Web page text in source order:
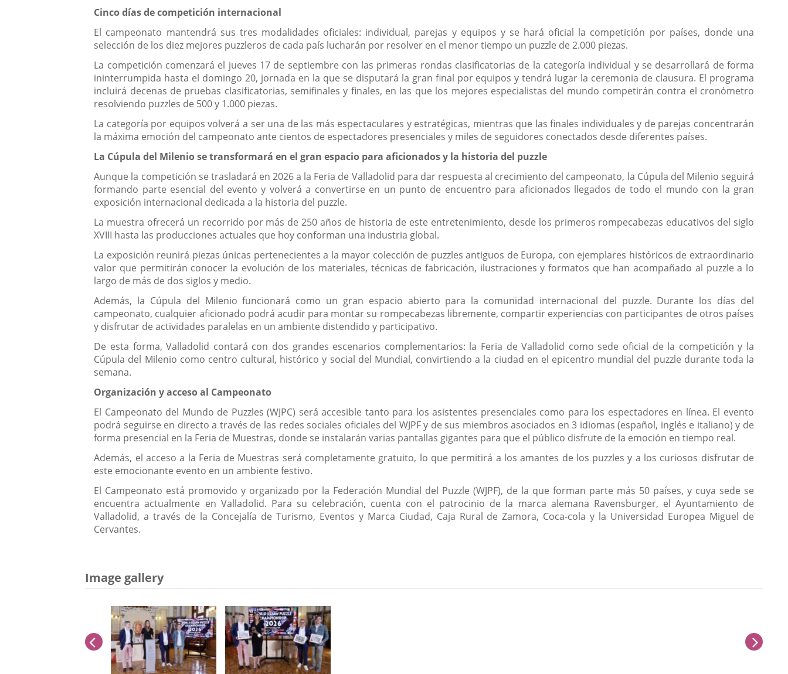
Cinco días de competición internacional
El campeonato mantendrá sus tres modalidades oficiales: individual, parejas y equipos y se hará oficial la competición por países, donde una
selección de los diez mejores puzzleros de cada país lucharán por resolver en el menor tiempo un puzzle de 2.000 piezas.
La competición comenzará el jueves 17 de septiembre con las primeras rondas clasificatorias de la categoría individual y se desarrollará de forma
ininterrumpida hasta el domingo 20, jornada en la que se disputará la gran final por equipos y tendrá lugar la ceremonia de clausura. El programa
incluirá decenas de pruebas clasificatorias, semifinales y finales, en las que los mejores especialistas del mundo competirán contra el cronómetro
resolviendo puzzles de 500 y 1.000 piezas.
La categoría por equipos volverá a ser una de las más espectaculares y estratégicas, mientras que las finales individuales y de parejas concentrarán
la máxima emoción del campeonato ante cientos de espectadores presenciales y miles de seguidores conectados desde diferentes países.
La Cúpula del Milenio se transformará en el gran espacio para aficionados y la historia del puzzle
Aunque la competición se trasladará en 2026 a la Feria de Valladolid para dar respuesta al crecimiento del campeonato, la Cúpula del Milenio seguirá
formando parte esencial del evento y volverá a convertirse en un punto de encuentro para aficionados llegados de todo el mundo con la gran
exposición internacional dedicada a la historia del puzzle.
La muestra ofrecerá un recorrido por más de 250 años de historia de este entretenimiento, desde los primeros rompecabezas educativos del siglo
XVIII hasta las producciones actuales que hoy conforman una industria global.
La exposición reunirá piezas únicas pertenecientes a la mayor colección de puzzles antiguos de Europa, con ejemplares históricos de extraordinario
valor que permitirán conocer la evolución de los materiales, técnicas de fabricación, ilustraciones y formatos que han acompañado al puzzle a lo
largo de más de dos siglos y medio.
Además, la Cúpula del Milenio funcionará como un gran espacio abierto para la comunidad internacional del puzzle. Durante los días del
campeonato, cualquier aficionado podrá acudir para montar su rompecabezas libremente, compartir experiencias con participantes de otros países
y disfrutar de actividades paralelas en un ambiente distendido y participativo.
De esta forma, Valladolid contará con dos grandes escenarios complementarios: la Feria de Valladolid como sede oficial de la competición y la
Cúpula del Milenio como centro cultural, histórico y social del Mundial, convirtiendo a la ciudad en el epicentro mundial del puzzle durante toda la
semana.
Organización y acceso al Campeonato
El Campeonato del Mundo de Puzzles (WJPC) será accesible tanto para los asistentes presenciales como para los espectadores en línea. El evento
podrá seguirse en directo a través de las redes sociales oficiales del WJPF y de sus miembros asociados en 3 idiomas (español, inglés e italiano) y de
forma presencial en la Feria de Muestras, donde se instalarán varias pantallas gigantes para que el público disfrute de la emoción en tiempo real.
Además, el acceso a la Feria de Muestras será completamente gratuito, lo que permitirá a los amantes de los puzzles y a los curiosos disfrutar de
este emocionante evento en un ambiente festivo.
El Campeonato está promovido y organizado por la Federación Mundial del Puzzle (WJPF), de la que forman parte más 50 países, y cuya sede se
encuentra actualmente en Valladolid. Para su celebración, cuenta con el patrocinio de la marca alemana Ravensburger, el Ayuntamiento de
Valladolid, a través de la Concejalía de Turismo, Eventos y Marca Ciudad, Caja Rural de Zamora, Coca-cola y la Universidad Europea Miguel de
Cervantes.
Image gallery
previus next